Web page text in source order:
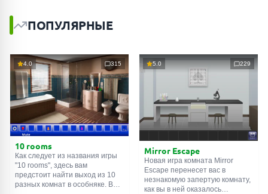
ПОПУЛЯРНЫЕ
4.0 315
10 rooms
Как следует из названия игры
"10 rooms", здесь вам
предстоит найти выход из 10
разных комнат в особняке. В
5.0 229
Mirror Escape
Новая игра комната Mirror
Escape перенесет вас в
незнакомую запертую комнату,
как вы в ней оказалось